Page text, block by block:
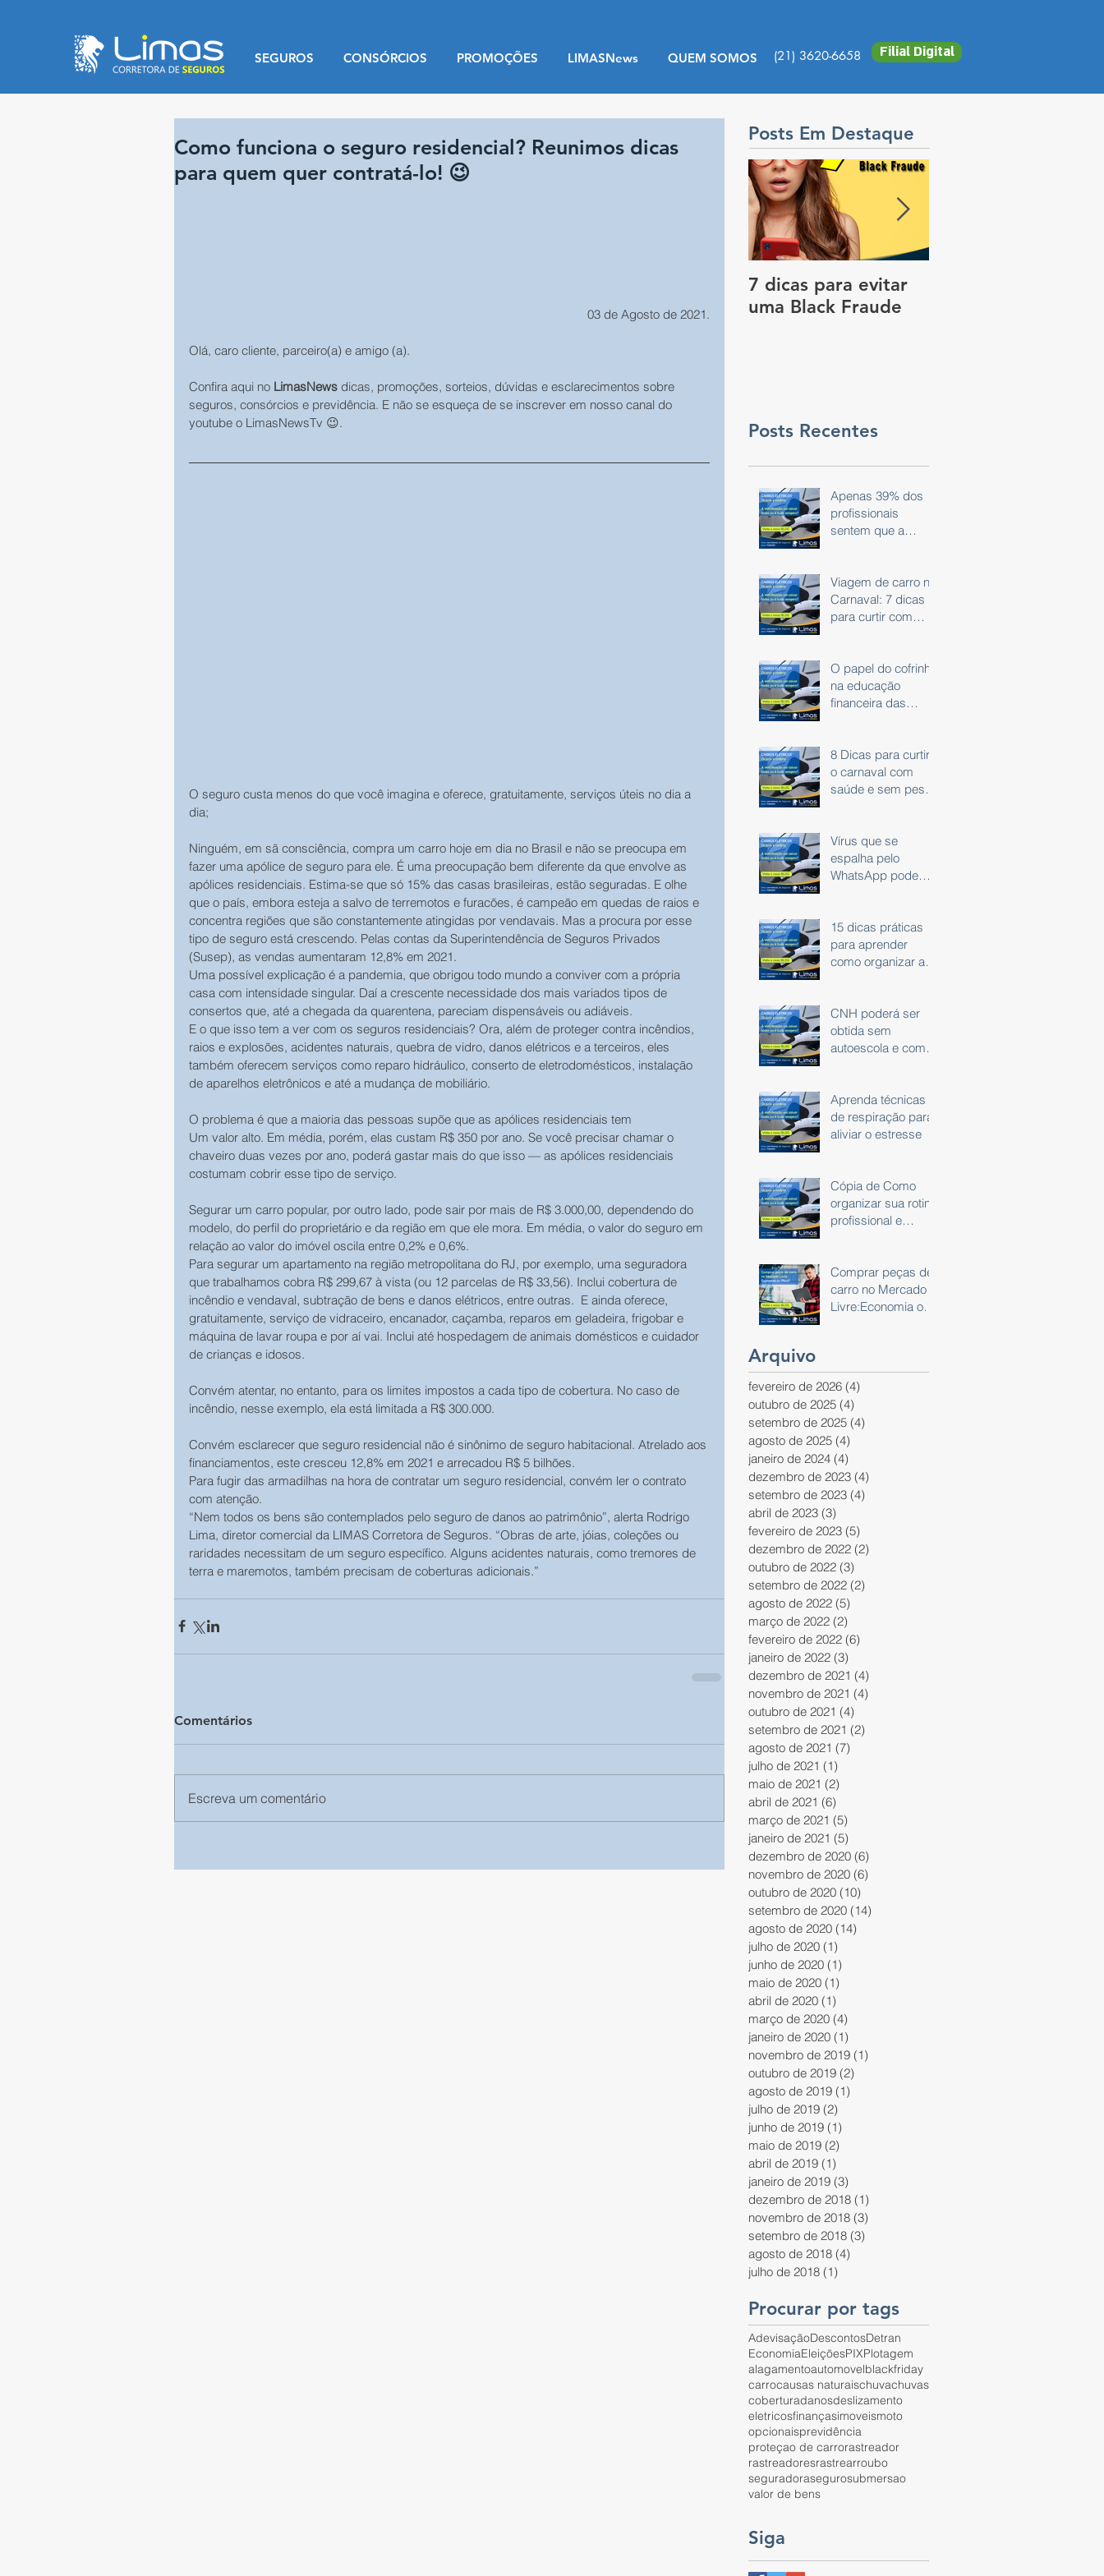
SEGUROS CONSÓRCIOS PROMOÇÕES LIMASNews QUEM SOMOS (21) 3620-6658 Filial Digital
Como funciona o seguro residencial? Reunimos dicas
para quem quer contratá-lo! 😉
03 de Agosto de 2021.
Olá, caro cliente, parceiro(a) e amigo (a).
Confira aqui no LimasNews dicas, promoções, sorteios, dúvidas e esclarecimentos sobre
seguros, consórcios e previdência. E não se esqueça de se inscrever em nosso canal do
youtube o LimasNewsTv 😉.
O seguro custa menos do que você imagina e oferece, gratuitamente, serviços úteis no dia a
dia;
Ninguém, em sã consciência, compra um carro hoje em dia no Brasil e não se preocupa em
fazer uma apólice de seguro para ele. É uma preocupação bem diferente da que envolve as
apólices residenciais. Estima-se que só 15% das casas brasileiras, estão seguradas. E olhe
que o país, embora esteja a salvo de terremotos e furacões, é campeão em quedas de raios e
concentra regiões que são constantemente atingidas por vendavais. Mas a procura por esse
tipo de seguro está crescendo. Pelas contas da Superintendência de Seguros Privados
(Susep), as vendas aumentaram 12,8% em 2021.
Uma possível explicação é a pandemia, que obrigou todo mundo a conviver com a própria
casa com intensidade singular. Daí a crescente necessidade dos mais variados tipos de
consertos que, até a chegada da quarentena, pareciam dispensáveis ou adiáveis.
E o que isso tem a ver com os seguros residenciais? Ora, além de proteger contra incêndios,
raios e explosões, acidentes naturais, quebra de vidro, danos elétricos e a terceiros, eles
também oferecem serviços como reparo hidráulico, conserto de eletrodomésticos, instalação
de aparelhos eletrônicos e até a mudança de mobiliário.
O problema é que a maioria das pessoas supõe que as apólices residenciais tem
Um valor alto. Em média, porém, elas custam R$ 350 por ano. Se você precisar chamar o
chaveiro duas vezes por ano, poderá gastar mais do que isso — as apólices residenciais
costumam cobrir esse tipo de serviço.
Segurar um carro popular, por outro lado, pode sair por mais de R$ 3.000,00, dependendo do
modelo, do perfil do proprietário e da região em que ele mora. Em média, o valor do seguro em
relação ao valor do imóvel oscila entre 0,2% e 0,6%.
Para segurar um apartamento na região metropolitana do RJ, por exemplo, uma seguradora
que trabalhamos cobra R$ 299,67 à vista (ou 12 parcelas de R$ 33,56). Inclui cobertura de
incêndio e vendaval, subtração de bens e danos elétricos, entre outras.  E ainda oferece,
gratuitamente, serviço de vidraceiro, encanador, caçamba, reparos em geladeira, frigobar e
máquina de lavar roupa e por aí vai. Inclui até hospedagem de animais domésticos e cuidador
de crianças e idosos.
Convém atentar, no entanto, para os limites impostos a cada tipo de cobertura. No caso de
incêndio, nesse exemplo, ela está limitada a R$ 300.000.
Convém esclarecer que seguro residencial não é sinônimo de seguro habitacional. Atrelado aos
financiamentos, este cresceu 12,8% em 2021 e arrecadou R$ 5 bilhões.
Para fugir das armadilhas na hora de contratar um seguro residencial, convém ler o contrato
com atenção.
“Nem todos os bens são contemplados pelo seguro de danos ao patrimônio”, alerta Rodrigo
Lima, diretor comercial da LIMAS Corretora de Seguros. “Obras de arte, jóias, coleções ou
raridades necessitam de um seguro específico. Alguns acidentes naturais, como tremores de
terra e maremotos, também precisam de coberturas adicionais.”
Comentários
Escreva um comentário
Posts Em Destaque
7 dicas para evitar
uma Black Fraude
Posts Recentes
Apenas 39% dos
profissionais
sentem que a
Viagem de carro no
Carnaval: 7 dicas
para curtir com
O papel do cofrinho
na educação
financeira das
8 Dicas para curtir
o carnaval com
saúde e sem peso
Vírus que se
espalha pelo
WhatsApp pode
15 dicas práticas
para aprender
como organizar as
CNH poderá ser
obtida sem
autoescola e com
Aprenda técnicas
de respiração para
aliviar o estresse
Cópia de Como
organizar sua rotina
profissional e
Comprar peças de
carro no Mercado
Livre:Economia ou
Arquivo
fevereiro de 2026 (4)
outubro de 2025 (4)
setembro de 2025 (4)
agosto de 2025 (4)
janeiro de 2024 (4)
dezembro de 2023 (4)
setembro de 2023 (4)
abril de 2023 (3)
fevereiro de 2023 (5)
dezembro de 2022 (2)
outubro de 2022 (3)
setembro de 2022 (2)
agosto de 2022 (5)
março de 2022 (2)
fevereiro de 2022 (6)
janeiro de 2022 (3)
dezembro de 2021 (4)
novembro de 2021 (4)
outubro de 2021 (4)
setembro de 2021 (2)
agosto de 2021 (7)
julho de 2021 (1)
maio de 2021 (2)
abril de 2021 (6)
março de 2021 (5)
janeiro de 2021 (5)
dezembro de 2020 (6)
novembro de 2020 (6)
outubro de 2020 (10)
setembro de 2020 (14)
agosto de 2020 (14)
julho de 2020 (1)
junho de 2020 (1)
maio de 2020 (1)
abril de 2020 (1)
março de 2020 (4)
janeiro de 2020 (1)
novembro de 2019 (1)
outubro de 2019 (2)
agosto de 2019 (1)
julho de 2019 (2)
junho de 2019 (1)
maio de 2019 (2)
abril de 2019 (1)
janeiro de 2019 (3)
dezembro de 2018 (1)
novembro de 2018 (3)
setembro de 2018 (3)
agosto de 2018 (4)
julho de 2018 (1)
Procurar por tags
AdevisaçãoDescontosDetran
EconomiaEleiçõesPIXPlotagem
alagamentoautomovelblackfriday
carrocausas naturaischuvachuvas
coberturadanosdeslizamento
eletricosfinançasimoveismoto
opcionaisprevidência
proteçao de carrorastreador
rastreadoresrastrearroubo
seguradorasegurosubmersao
valor de bens
Siga